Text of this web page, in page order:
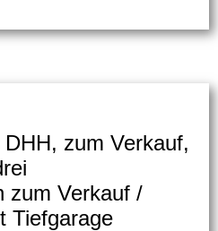
zum Verkauf,
zum Verkauf /
Tiefgarage